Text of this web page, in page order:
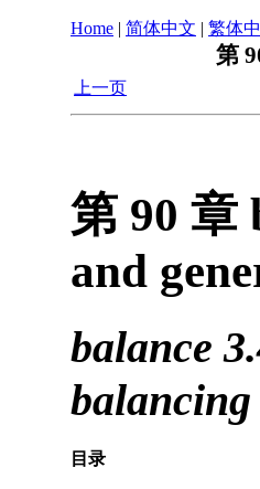
Home | 简体中文 | 繁体
第
上一页
第 90 章
and
balance
目录